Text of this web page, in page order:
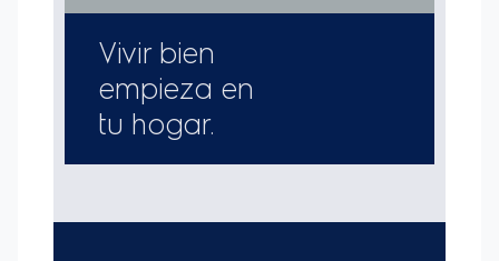
-Capacidad para 3L de polvoAspira más suciedad
permitiendo mucho más tiempo de uso.